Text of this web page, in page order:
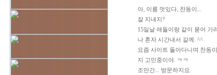
아, 이름 멋있다, 찬동이...
잘 지내지?
15일날 애들이랑 같이 묻어 가
나 혼자 시간내서 갈께. ^^
요즘 사이트 돌아다니며 찬동
지 고민중이야. ㅋㅋ
조만간... 방문하지요.